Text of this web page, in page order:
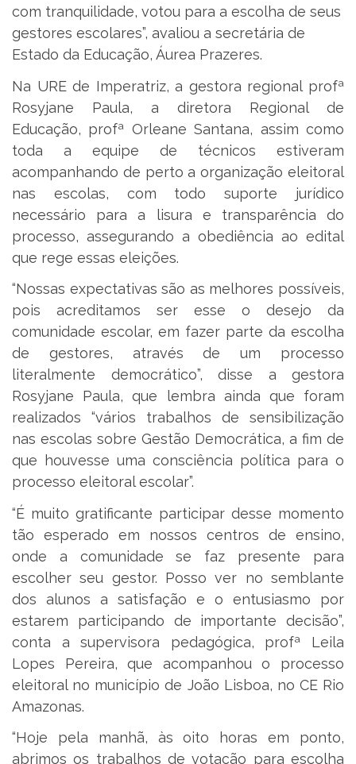
com tranquilidade, votou para a escolha de seus
gestores escolares”, avaliou a secretária de
Estado da Educação, Áurea Prazeres.
Na URE de Imperatriz, a gestora regional profª
Rosyjane Paula, a diretora Regional de
Educação, profª Orleane Santana​, assim como
toda a equipe de técnicos estiveram
acompanhando de perto a organização eleitoral
nas escolas, com todo suporte jurídico
necessário para a lisura e transparência do
processo, assegurando a obediência ao edital
que rege essas eleições.
“Nossas expectativas são as melhores possíveis,
pois acreditamos ser esse o desejo da
comunidade escolar, em fazer parte da escolha
de gestores, através de um processo
literalmente democrático”, disse a gestora
Rosyjane Paula, que lembra ainda que foram
realizados “vários trabalhos de sensibilização
nas escolas sobre Gestão Democrática, a fim de
que houvesse uma consciência política para o
processo eleitoral escolar”.
“É muito gratificante participar desse momento
tão esperado em nossos centros de ensino,
onde a comunidade se faz presente para
escolher seu gestor. Posso ver no semblante
dos alunos a satisfação e o entusiasmo por
estarem participando de importante decisão”,
conta a supervisora pedagógica, profª Leila
Lopes Pereira, que acompanhou o processo
eleitoral no município de João Lisboa, no CE Rio
Amazonas.
“Hoje pela manhã, às oito horas em ponto,
abrimos os trabalhos de votação para escolha